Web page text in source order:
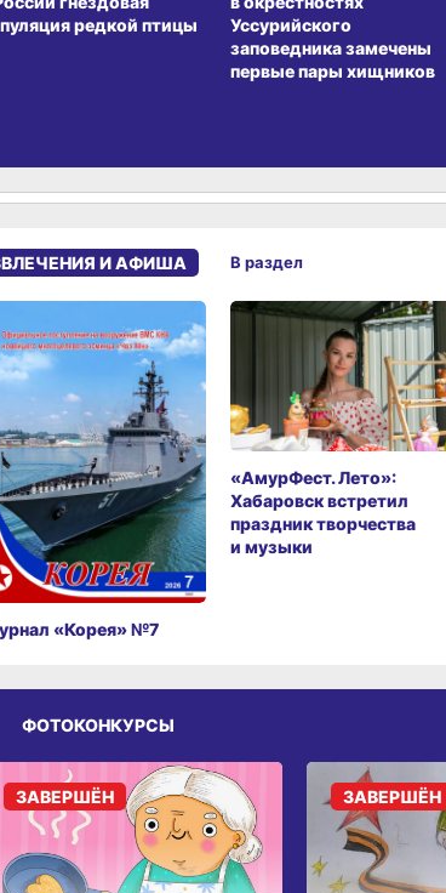
редкой птицы
Уссурийского
заповедника замечены
первые пары хищников
И АФИША
«Корея» №7
«АмурФест. Лето»:
Хабаровск встретил
праздник творчества
и музыки
В раздел
ФОТОКОНКУРСЫ
ЗАВЕРШЁН ЗАВЕРШЁН